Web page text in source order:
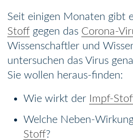
Seit einigen Monaten gibt
Stoff gegen das Corona-
Wissenschaftler und
untersuchen das Virus
Sie wollen heraus-finden:
Wie wirkt der Impf-
Welche Neben-
Stoff?